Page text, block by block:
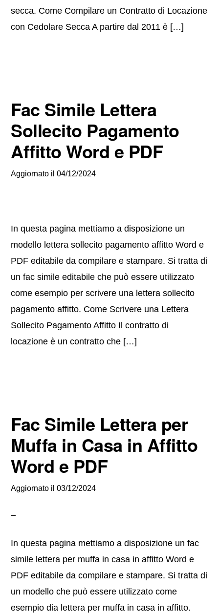
secca. Come Compilare un Contratto di Locazione
con Cedolare Secca A partire dal 2011 è […]
Fac Simile Lettera
Sollecito Pagamento
Affitto Word e PDF
Aggiornato il04/12/2024
In questa pagina mettiamo a disposizione un
modello lettera sollecito pagamento affitto Word e
PDF editabile da compilare e stampare. Si tratta di
un fac simile editabile che può essere utilizzato
come esempio per scrivere una lettera sollecito
pagamento affitto. Come Scrivere una Lettera
Sollecito Pagamento Affitto Il contratto di
locazione è un contratto che […]
Fac Simile Lettera per
Muffa in Casa in Affitto
Word e PDF
Aggiornato il03/12/2024
In questa pagina mettiamo a disposizione un fac
simile lettera per muffa in casa in affitto Word e
PDF editabile da compilare e stampare. Si tratta di
un modello che può essere utilizzato come
esempio dia lettera per muffa in casa in affitto.